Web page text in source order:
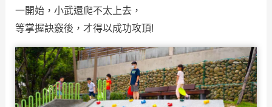
一開始，小武還爬不太上去，
等掌握訣竅後，才得以成功攻頂!